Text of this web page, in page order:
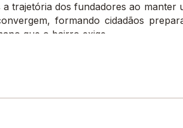
trajetória dos fundadores ao manter
formando cidadãos
que o bairro exige.
de nossa unidade e testemunhar